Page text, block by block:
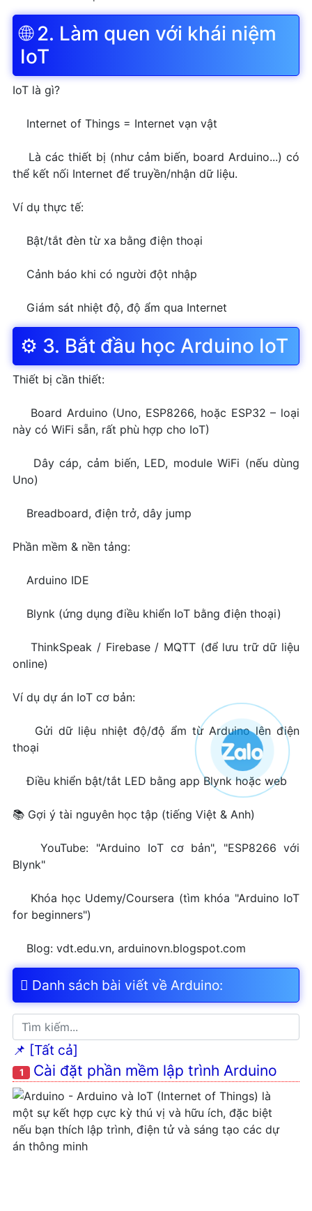
🌐 2. Làm quen với khái niệm
IoT
IoT là gì?
Internet of Things = Internet vạn vật
Là các thiết bị (như cảm biến, board Arduino...) có
thể kết nối Internet để truyền/nhận dữ liệu.
Ví dụ thực tế:
Bật/tắt đèn từ xa bằng điện thoại
Cảnh báo khi có người đột nhập
Giám sát nhiệt độ, độ ẩm qua Internet
⚙️ 3. Bắt đầu học Arduino IoT
Thiết bị cần thiết:
Board Arduino (Uno, ESP8266, hoặc ESP32 – loại
này có WiFi sẵn, rất phù hợp cho IoT)
Dây cáp, cảm biến, LED, module WiFi (nếu dùng
Uno)
Breadboard, điện trở, dây jump
Phần mềm & nền tảng:
Arduino IDE
Blynk (ứng dụng điều khiển IoT bằng điện thoại)
ThinkSpeak / Firebase / MQTT (để lưu trữ dữ liệu
online)
Ví dụ dự án IoT cơ bản:
Gửi dữ liệu nhiệt độ/độ ẩm từ Arduino lên điện
thoại
Điều khiển bật/tắt LED bằng app Blynk hoặc web
📚 Gợi ý tài nguyên học tập (tiếng Việt & Anh)
YouTube: "Arduino IoT cơ bản", "ESP8266 với
Blynk"
Khóa học Udemy/Coursera (tìm khóa "Arduino IoT
for beginners")
Blog: vdt.edu.vn, arduinovn.blogspot.com
Danh sách bài viết về Arduino:
📌 [Tất cả]
1 Cài đặt phần mềm lập trình Arduino